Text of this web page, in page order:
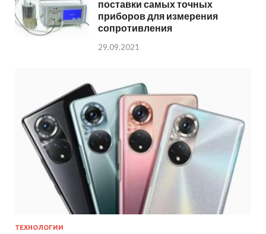
поставки самых точных
приборов для измерения
сопротивления
29.09.2021
ТЕХНОЛОГИИ